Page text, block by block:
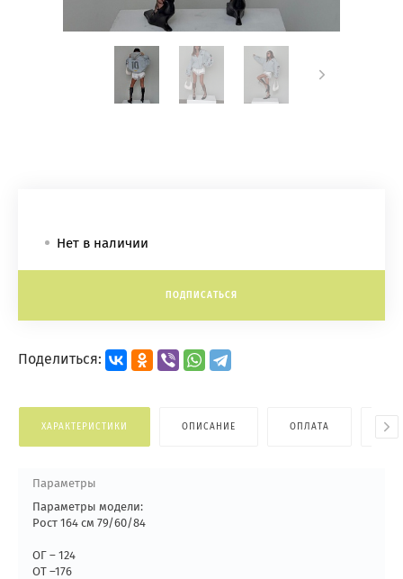
Нет в наличии
ПОДПИСАТЬСЯ
Поделиться:
ХАРАКТЕРИСТИКИ ОПИСАНИЕ ОПЛАТА
Параметры
Параметры модели:
Рост 164 см 79/60/84
ОГ – 124
ОТ –176